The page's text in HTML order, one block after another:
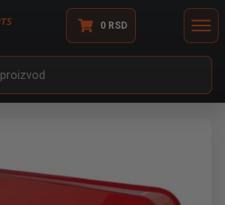
0 RSD